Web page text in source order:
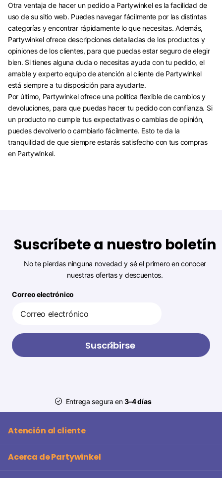
Otra ventaja de hacer un pedido a Partywinkel es la facilidad de
uso de su sitio web. Puedes navegar fácilmente por las distintas
categorías y encontrar rápidamente lo que necesitas. Además,
Partywinkel ofrece descripciones detalladas de los productos y
opiniones de los clientes, para que puedas estar seguro de elegir
bien. Si tienes alguna duda o necesitas ayuda con tu pedido, el
amable y experto equipo de atención al cliente de Partywinkel
está siempre a tu disposición para ayudarte.
Por último, Partywinkel ofrece una política flexible de cambios y
devoluciones, para que puedas hacer tu pedido con confianza. Si
un producto no cumple tus expectativas o cambias de opinión,
puedes devolverlo o cambiarlo fácilmente. Esto te da la
tranquilidad de que siempre estarás satisfecho con tus compras
en Partywinkel.
Suscríbete a nuestro boletín
No te pierdas ninguna novedad y sé el primero en conocer
nuestras ofertas y descuentos.
Correo electrónico
Suscribirse
Entrega segura en3–4 días
Atención al cliente
Acerca de Partywinkel